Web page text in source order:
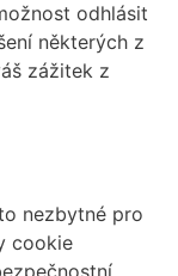
odhlásit
některých z
zážitek z
nezbytné pro
cookie